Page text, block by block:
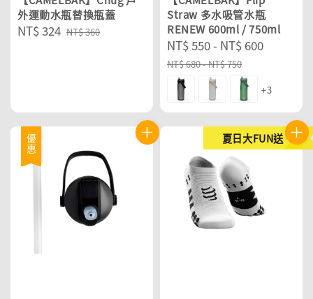
外運動水瓶替換瓶蓋
Sale
NT$ 324 Regular
NT$ 360
Straw 多水吸管水瓶
RENEW 600ml / 750ml
Sale
price
NT$ 550- NT$ 600
NT$ 680-NT$ 750
+3
優惠 夏日大FUN送